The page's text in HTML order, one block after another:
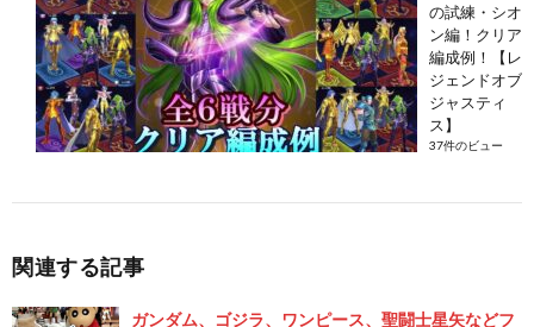
の試練・シオ
ン編！クリア
編成例！【レ
ジェンドオブ
ジャスティ
ス】
37件のビュー
関連する記事
ガンダム、ゴジラ、ワンピース、聖闘士星矢などフ